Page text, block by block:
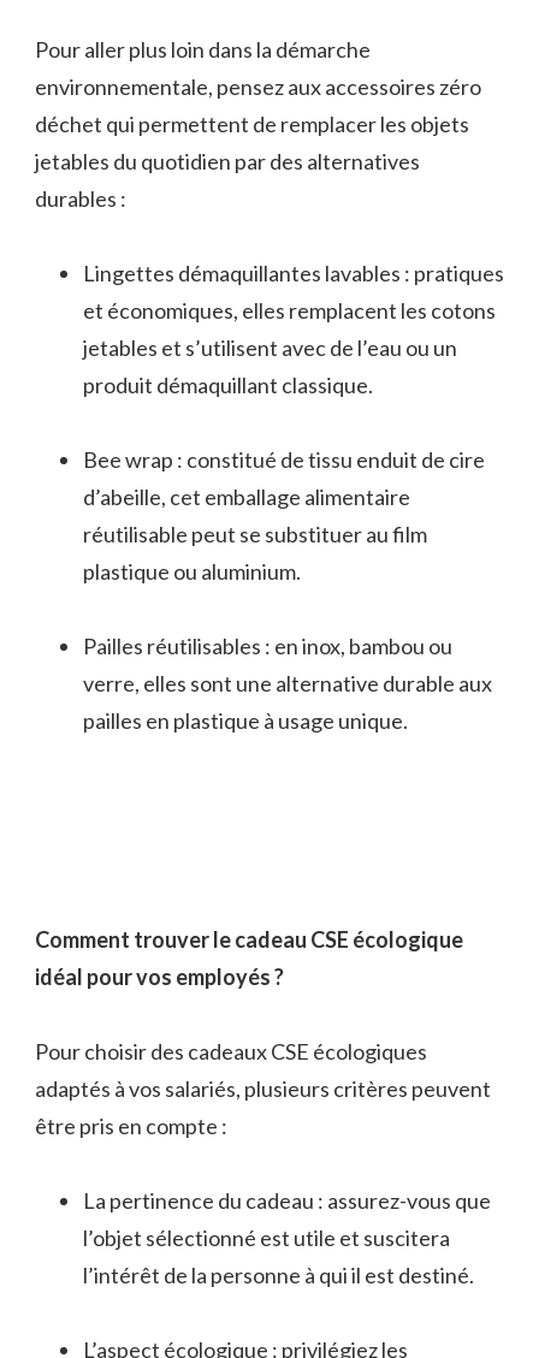
Pour aller plus loin dans la démarche
environnementale, pensez aux accessoires zéro
déchet qui permettent de remplacer les objets
jetables du quotidien par des alternatives
durables :
Lingettes démaquillantes lavables : pratiques
et économiques, elles remplacent les cotons
jetables et s’utilisent avec de l’eau ou un
produit démaquillant classique.
Bee wrap : constitué de tissu enduit de cire
d’abeille, cet emballage alimentaire
réutilisable peut se substituer au film
plastique ou aluminium.
Pailles réutilisables : en inox, bambou ou
verre, elles sont une alternative durable aux
pailles en plastique à usage unique.
Comment trouver le cadeau CSE écologique
idéal pour vos employés ?
Pour choisir des cadeaux CSE écologiques
adaptés à vos salariés, plusieurs critères peuvent
être pris en compte :
La pertinence du cadeau : assurez-vous que
l’objet sélectionné est utile et suscitera
l’intérêt de la personne à qui il est destiné.
L’aspect écologique : privilégiez les